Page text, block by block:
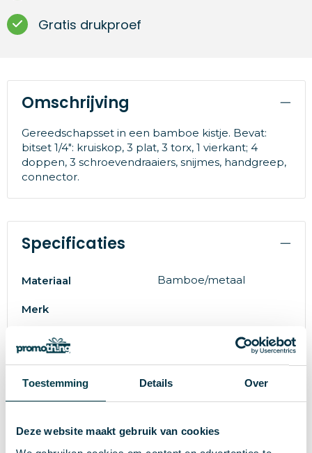
Toestemming Details Over
Deze website maakt gebruik van cookies
Gratis drukproef
Omschrijving
Gereedschapsset in een bamboe kistje. Bevat:
bitset 1/4": kruiskop, 3 plat, 3 torx, 1 vierkant; 4
doppen, 3 schroevendraaiers, snijmes, handgreep,
connector.
Specificaties
Materiaal Bamboe/metaal
Merk
EAN-code
Artikelnummer 85702